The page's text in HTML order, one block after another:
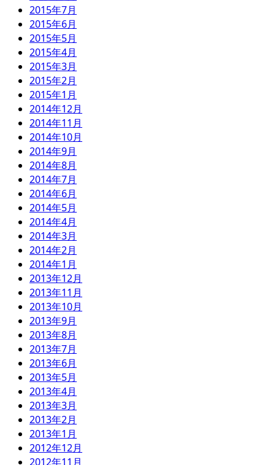
2015年7月
2015年6月
2015年5月
2015年4月
2015年3月
2015年2月
2015年1月
2014年12月
2014年11月
2014年10月
2014年9月
2014年8月
2014年7月
2014年6月
2014年5月
2014年4月
2014年3月
2014年2月
2014年1月
2013年12月
2013年11月
2013年10月
2013年9月
2013年8月
2013年7月
2013年6月
2013年5月
2013年4月
2013年3月
2013年2月
2013年1月
2012年12月
2012年11月